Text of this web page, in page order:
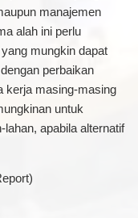
manajemen
alah ini perlu
mungkin dapat
perbaikan
kerja masing-masing
untuk
apabila alternatif